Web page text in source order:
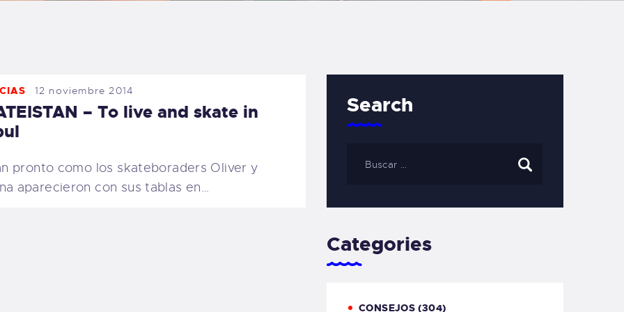
CARRITO
FAMILY
12 noviembre 2014
– To live and skate in
pronto como los skateboraders Oliver y
aparecieron con sus tablas en…
Search
Categories
CONSEJOS (304)